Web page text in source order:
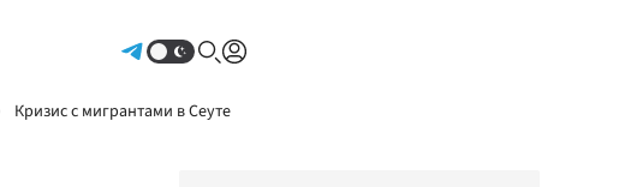
Кризис с мигрантами в Сеуте